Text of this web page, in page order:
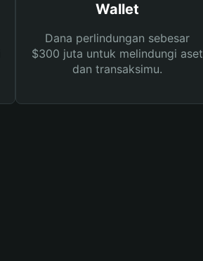
Wallet
Dana perlindungan sebesar
$300 juta untuk melindungi aset
dan transaksimu.